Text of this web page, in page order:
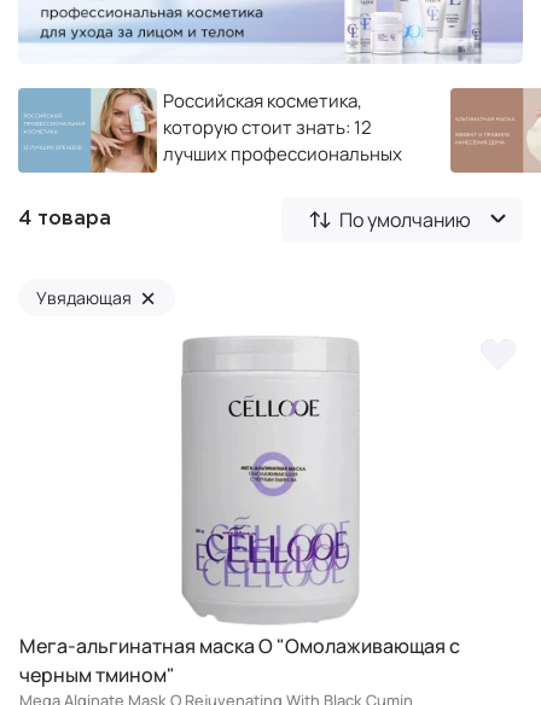
Российская косметика,
которую стоит знать: 12
лучших профессиональных
4 товара По умолчанию
Увядающая ×
Мега-альгинатная маска O "Омолаживающая с
черным тмином"
Mega Alginate Mask O Rejuvenating With Black Cumin